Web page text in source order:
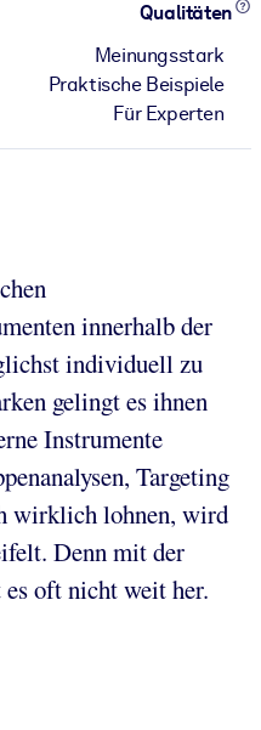
Qualitäten
Meinungsstark
Praktische Beispiele
Für Experten
innerhalb der
individuell zu
gelingt es ihnen
Instrumente
Targeting
wirklich lohnen, wird
Denn mit der
oft nicht weit her.